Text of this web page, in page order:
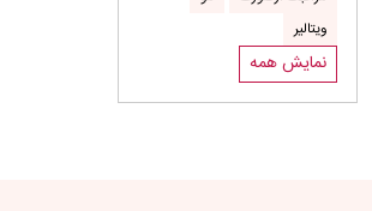
ویتالیر
نمایش همه